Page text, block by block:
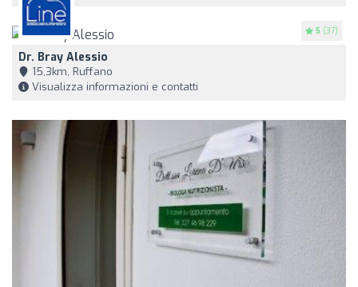
5 (37)
Dr. Bray Alessio
15,3km, Ruffano
Visualizza informazioni e contatti